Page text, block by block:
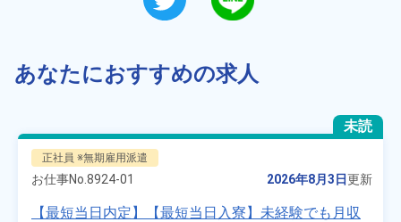
あなたにおすすめの求人
未読
正社員 ※無期雇用派遣
お仕事No. 8924-01 2026年8月3日更新
【最短当日内定】【最短当日入寮】未経験でも月収